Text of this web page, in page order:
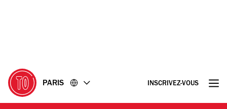
PARIS INSCRIVEZ-VOUS